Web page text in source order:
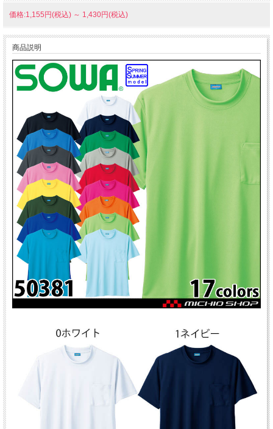
価格:1,155円(税込) ～ 1,430円(税込)
商品説明